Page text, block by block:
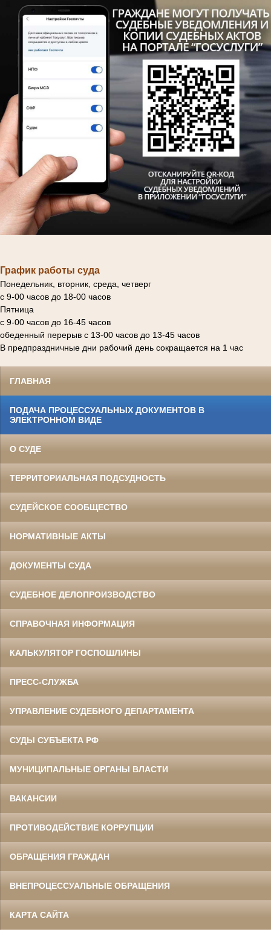
График работы суда
Понедельник, вторник, среда, четверг
с 9-00 часов до 18-00 часов
Пятница
с 9-00 часов до 16-45 часов
обеденный перерыв с 13-00 часов до 13-45 часов
В предпраздничные дни рабочий день сокращается на 1 час
ГЛАВНАЯ
ПОДАЧА ПРОЦЕССУАЛЬНЫХ ДОКУМЕНТОВ В
ЭЛЕКТРОННОМ ВИДЕ
О СУДЕ
ТЕРРИТОРИАЛЬНАЯ ПОДСУДНОСТЬ
СУДЕЙСКОЕ СООБЩЕСТВО
НОРМАТИВНЫЕ АКТЫ
ДОКУМЕНТЫ СУДА
СУДЕБНОЕ ДЕЛОПРОИЗВОДСТВО
СПРАВОЧНАЯ ИНФОРМАЦИЯ
КАЛЬКУЛЯТОР ГОСПОШЛИНЫ
ПРЕСС-СЛУЖБА
УПРАВЛЕНИЕ СУДЕБНОГО ДЕПАРТАМЕНТА
СУДЫ СУБЪЕКТА РФ
МУНИЦИПАЛЬНЫЕ ОРГАНЫ ВЛАСТИ
ВАКАНСИИ
ПРОТИВОДЕЙСТВИЕ КОРРУПЦИИ
ОБРАЩЕНИЯ ГРАЖДАН
ВНЕПРОЦЕССУАЛЬНЫЕ ОБРАЩЕНИЯ
КАРТА САЙТА